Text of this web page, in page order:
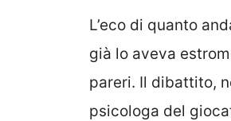
L’eco di quanto
già lo aveva
pareri. Il dibattito,
psicologa del